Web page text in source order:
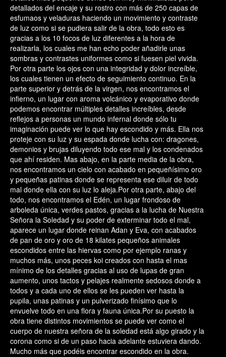
detallados del encaje y su rostro con más de 250 capas de
esfumaos y veladuras haciendo un movimiento y contraste
de luz como si se pudiera salir de la obra, todo esto es
gracias a los 10 focos de luz diferentes a la hora de
realizarla, los cuales me han echo poder añadirle unas
sombras y contrastes uniformes como si fuesen piel vivida.
Por otra parte los ojos con una integridad y dolor increíble,
los cuales tienen un efecto de seguimiento continuo. En la
parte superior y detrás de la virgen, nos encontramos el
infierno, un lugar con aroma volcánico y evaporativo donde
podemos encontrar múltiples detalles increíbles, desde
reflejos a personas un mundo infernal donde sólo tu
imaginación puede ver lo que hay escondido y más. Ella nos
proteje con su luz y su espada donde lucha con: dragones,
demonios y brujas diluyendo todo ese mal y los condenados
que ahí residen. Mas abajo, en la parte media de la obra,
nos encontramos un cielo con acabado en pequeñísimo oro
y pequeñas patinas donde se representa ese diluir de todo
mal donde ella con su luz lo aleja.Por otra parte, abajo del
todo, nos encontramos el Edén, un lugar frondoso de
arboleda única, verdes pastos, gracias a la lucha de Nuestra
Señora la Soledad y su poder de exterminar todo el mal,
aparece un lugar donde reinan Adan y Eva, con acabados
de pan de oro y oro de 18 kilates pequeños animales
escondidos entre las hiervas como por ejemplo ranas y
muchos más, unos peces koi creados con hasta el mas
mínimo de los detalles gracias al uso de lupas de gran
aumento, unos tactos y pelajes realmente sedosos donde a
todos y a cada uno de ellos se les pueden ver hasta la
pupila, unas patinas y un pulverizado finísimo que lo
envuelve todo en una flora y fauna única.Por su puesto la
obra tiene distintos movimientos se puede ver como el
cuerpo de nuestra señora de la soledad está algo girado y la
corona como si de un paso hacia adelante estuviera dando.
Mucho más que podéis encontrar escondido en la obra.